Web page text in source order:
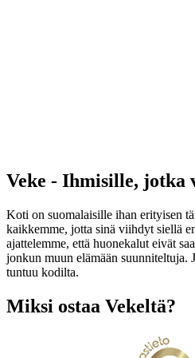
Veke - Ihmisille, jotka
Koti on suomalaisille ihan erityisen
kaikkemme, jotta sinä viihdyt siellä
ajattelemme, että huonekalut eivät
jonkun muun elämään suunniteltuja.
tuntuu kodilta.
Miksi ostaa Vekeltä?